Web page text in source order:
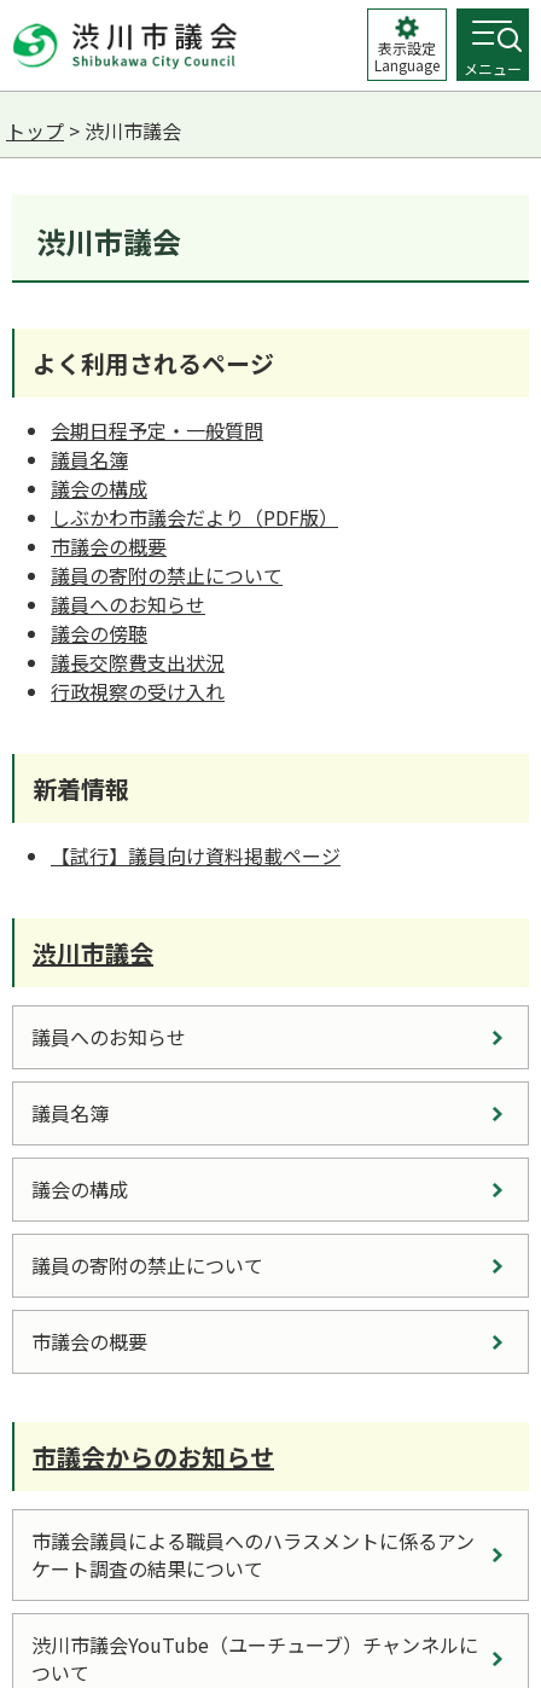
表示設定
Language
メニュー
トップ > 渋川市議会
渋川市議会
よく利用されるページ
会期日程予定・一般質問
議員名簿
議会の構成
しぶかわ市議会だより（PDF版）
市議会の概要
議員の寄附の禁止について
議員へのお知らせ
議会の傍聴
議長交際費支出状況
行政視察の受け入れ
新着情報
【試行】議員向け資料掲載ページ
渋川市議会
議員へのお知らせ
議員名簿
議会の構成
議員の寄附の禁止について
市議会の概要
市議会からのお知らせ
市議会議員による職員へのハラスメントに係るアン
ケート調査の結果について
渋川市議会YouTube（ユーチューブ）チャンネルに
ついて